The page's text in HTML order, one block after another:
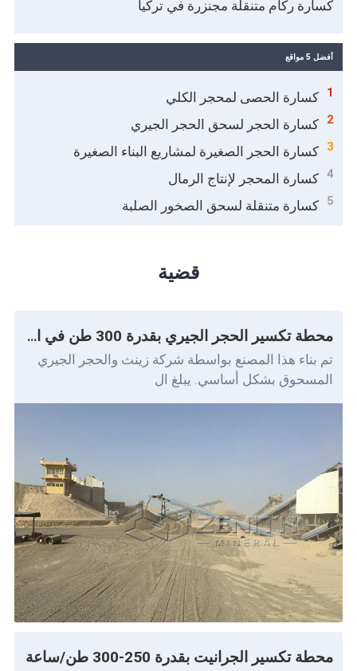
كسارة ركام متنقلة مجنزرة في تركيا
أفضل 5 مواقع
1 كسارة الحصى لمحجر الكلي
2 كسارة الحجر لسحق الحجر الجيري
3 كسارة الحجر الصغيرة لمشاريع البناء الصغيرة
4 كسارة المحجر لإنتاج الرمال
5 كسارة متنقلة لسحق الصخور الصلبة
قضية
محطة تكسير الحجر الجيري بقدرة 300 طن في الساعة
تم بناء هذا المصنع بواسطة شركة زينث والحجر الجيري
المسحوق بشكل أساسي. يبلغ ال
محطة تكسير الجرانيت بقدرة 250-300 طن/ساعة